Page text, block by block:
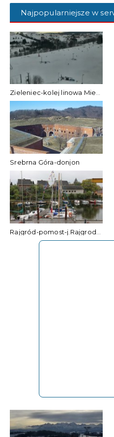
Najpopularniejsze w
Zieleniec-kolej linowa Mieszko
Srebrna Góra-donjon